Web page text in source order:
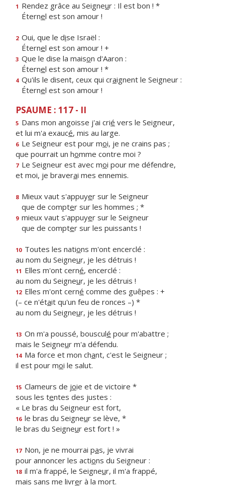
1 Rendez grâce au Seigneur : Il est bon ! *
Éternel est son amour !
2 Oui, que le dise Israël :
Éternel est son amour ! +
3 Que le dise la maison d'Aaron :
Éternel est son amour ! *
4 Qu'ils le disent, ceux qui craignent le Seigneur :
Éternel est son amour !
PSAUME : 117 - II
5 Dans mon angoisse j'ai crié vers le Seigneur,
et lui m'a exaucé, mis au large.
6 Le Seigneur est pour moi, je ne crains pas ;
que pourrait un homme contre moi ?
7 Le Seigneur est avec moi pour me défendre,
et moi, je braverai mes ennemis.
8 Mieux vaut s'appuyer sur le Seigneur
que de compter sur les hommes ; *
9 mieux vaut s'appuyer sur le Seigneur
que de compter sur les puissants !
10 Toutes les nations m'ont encerclé :
au nom du Seigneur, je les détruis !
11 Elles m'ont cerné, encerclé :
au nom du Seigneur, je les détruis !
12 Elles m'ont cerné comme des guêpes : +
(– ce n'était qu'un feu de ronces –) *
au nom du Seigneur, je les détruis !
13 On m'a poussé, bousculé pour m'abattre ;
mais le Seigneur m'a défendu.
14 Ma force et mon chant, c'est le Seigneur ;
il est pour moi le salut.
15 Clameurs de joie et de victoire *
sous les tentes des justes :
« Le bras du Seigneur est fort,
16 le bras du Seigneur se lève, *
le bras du Seigneur est fort ! »
17 Non, je ne mourrai pas, je vivrai
pour annoncer les actions du Seigneur :
18 il m'a frappé, le Seigneur, il m'a frappé,
mais sans me livrer à la mort.